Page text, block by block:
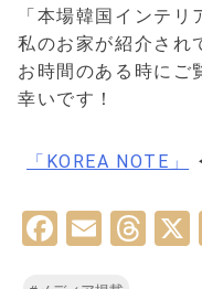
「本場韓国インテリ
私のお家が紹介され
お時間のある時にご
幸いです！
「KOREA NOTE」
Email